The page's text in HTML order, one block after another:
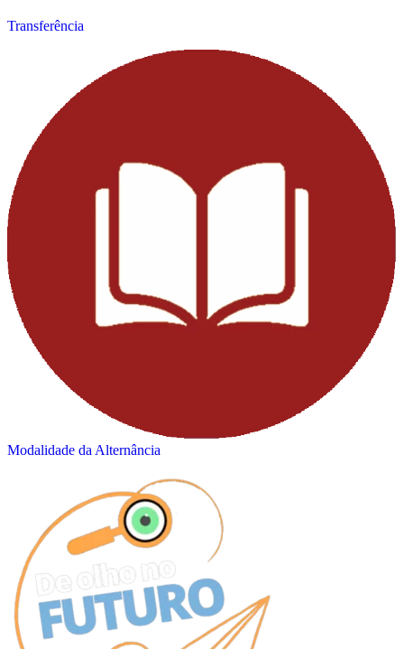
Transferência
Modalidade da Alternância